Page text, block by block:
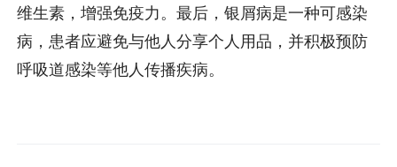
维生素，增强免疫力。最后，银屑病是一种可感染
病，患者应避免与他人分享个人用品，并积极预防
呼吸道感染等他人传播疾病。